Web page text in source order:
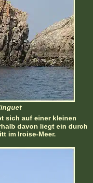
sich auf einer kleinen
davon liegt ein durch
im Iroise-Meer.